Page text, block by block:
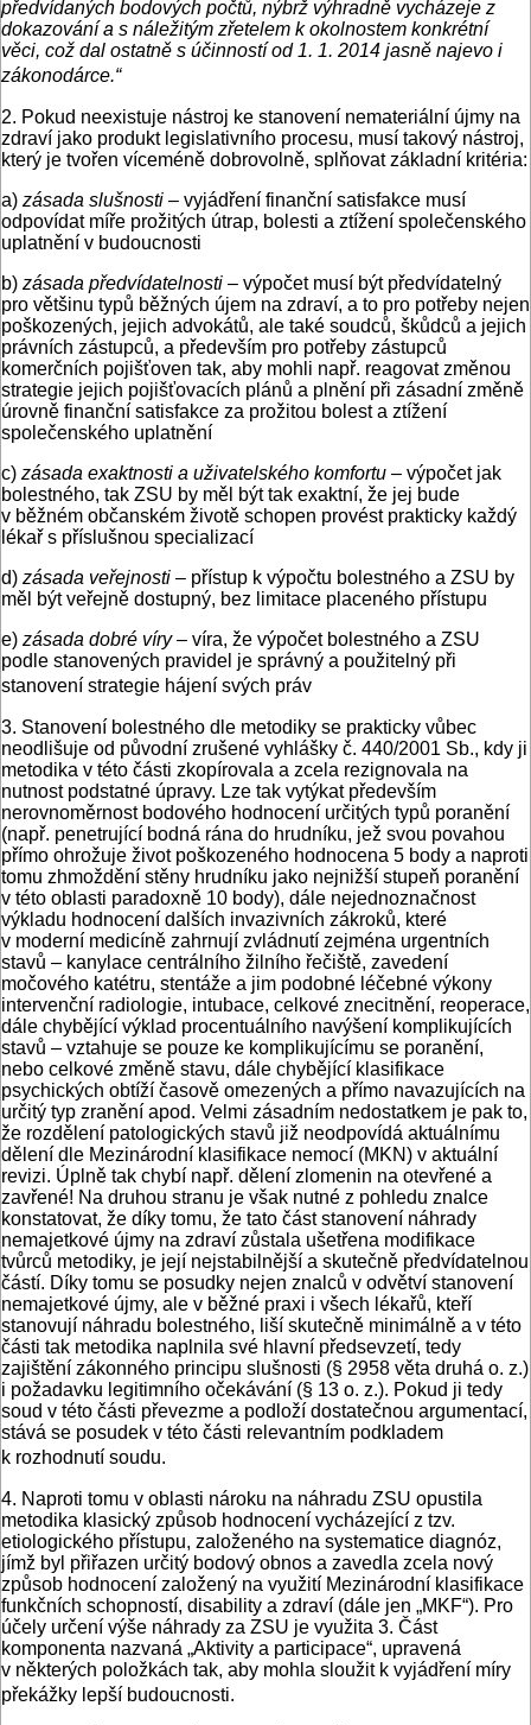
předvídaných bodových počtů, nýbrž výhradně vycházeje z
dokazování a s náležitým zřetelem k okolnostem konkrétní
věci, což dal ostatně s účinností od 1. 1. 2014 jasně najevo i
zákonodárce.“
2. Pokud neexistuje nástroj ke stanovení nemateriální újmy na
zdraví jako produkt legislativního procesu, musí takový nástroj,
který je tvořen víceméně dobrovolně, splňovat základní kritéria:
a) zásada slušnosti – vyjádření finanční satisfakce musí
odpovídat míře prožitých útrap, bolesti a ztížení společenského
uplatnění v budoucnosti
b) zásada předvídatelnosti – výpočet musí být předvídatelný
pro většinu typů běžných újem na zdraví, a to pro potřeby nejen
poškozených, jejich advokátů, ale také soudců, škůdců a jejich
právních zástupců, a především pro potřeby zástupců
komerčních pojišťoven tak, aby mohli např. reagovat změnou
strategie jejich pojišťovacích plánů a plnění při zásadní změně
úrovně finanční satisfakce za prožitou bolest a ztížení
společenského uplatnění
c) zásada exaktnosti a uživatelského komfortu – výpočet jak
bolestného, tak ZSU by měl být tak exaktní, že jej bude
v běžném občanském životě schopen provést prakticky každý
lékař s příslušnou specializací
d) zásada veřejnosti – přístup k výpočtu bolestného a ZSU by
měl být veřejně dostupný, bez limitace placeného přístupu
e) zásada dobré víry– víra, že výpočet bolestného a ZSU
podle stanovených pravidel je správný a použitelný při
stanovení strategie hájení svých práv
3. Stanovení bolestného dle metodiky se prakticky vůbec
neodlišuje od původní zrušené vyhlášky č. 440/2001 Sb., kdy ji
metodika v této části zkopírovala a zcela rezignovala na
nutnost podstatné úpravy. Lze tak vytýkat především
nerovnoměrnost bodového hodnocení určitých typů poranění
(např. penetrující bodná rána do hrudníku, jež svou povahou
přímo ohrožuje život poškozeného hodnocena 5 body a naproti
tomu zhmoždění stěny hrudníku jako nejnižší stupeň poranění
v této oblasti paradoxně 10 body), dále nejednoznačnost
výkladu hodnocení dalších invazivních zákroků, které
v moderní medicíně zahrnují zvládnutí zejména urgentních
stavů – kanylace centrálního žilního řečiště, zavedení
močového katétru, stentáže a jim podobné léčebné výkony
intervenční radiologie, intubace, celkové znecitnění, reoperace,
dále chybějící výklad procentuálního navýšení komplikujících
stavů – vztahuje se pouze ke komplikujícímu se poranění,
nebo celkové změně stavu, dále chybějící klasifikace
psychických obtíží časově omezených a přímo navazujících na
určitý typ zranění apod. Velmi zásadním nedostatkem je pak to,
že rozdělení patologických stavů již neodpovídá aktuálnímu
dělení dle Mezinárodní klasifikace nemocí (MKN) v aktuální
revizi. Úplně tak chybí např. dělení zlomenin na otevřené a
zavřené! Na druhou stranu je však nutné z pohledu znalce
konstatovat, že díky tomu, že tato část stanovení náhrady
nemajetkové újmy na zdraví zůstala ušetřena modifikace
tvůrců metodiky, je její nejstabilnější a skutečně předvídatelnou
částí. Díky tomu se posudky nejen znalců v odvětví stanovení
nemajetkové újmy, ale v běžné praxi i všech lékařů, kteří
stanovují náhradu bolestného, liší skutečně minimálně a v této
části tak metodika naplnila své hlavní předsevzetí, tedy
zajištění zákonného principu slušnosti (§ 2958 věta druhá o. z.)
i požadavku legitimního očekávání (§ 13 o. z.). Pokud ji tedy
soud v této části převezme a podloží dostatečnou argumentací,
stává se posudek v této části relevantním podkladem
k rozhodnutí soudu.
4. Naproti tomu v oblasti nároku na náhradu ZSU opustila
metodika klasický způsob hodnocení vycházející z tzv.
etiologického přístupu, založeného na systematice diagnóz,
jímž byl přiřazen určitý bodový obnos a zavedla zcela nový
způsob hodnocení založený na využití Mezinárodní klasifikace
funkčních schopností, disability a zdraví (dále jen „MKF“). Pro
účely určení výše náhrady za ZSU je využita 3. Část
komponenta nazvaná „Aktivity a participace“, upravená
v některých položkách tak, aby mohla sloužit k vyjádření míry
překážky lepší budoucnosti.